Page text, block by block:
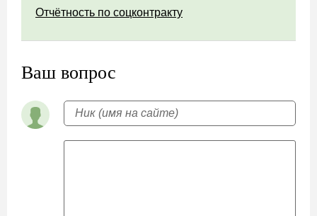
Отчётность по соцконтракту
Ваш вопрос